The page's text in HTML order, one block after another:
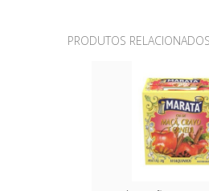
PRODUTOS RELACIONADOS